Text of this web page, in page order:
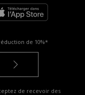
de 10%*
de recevoir des